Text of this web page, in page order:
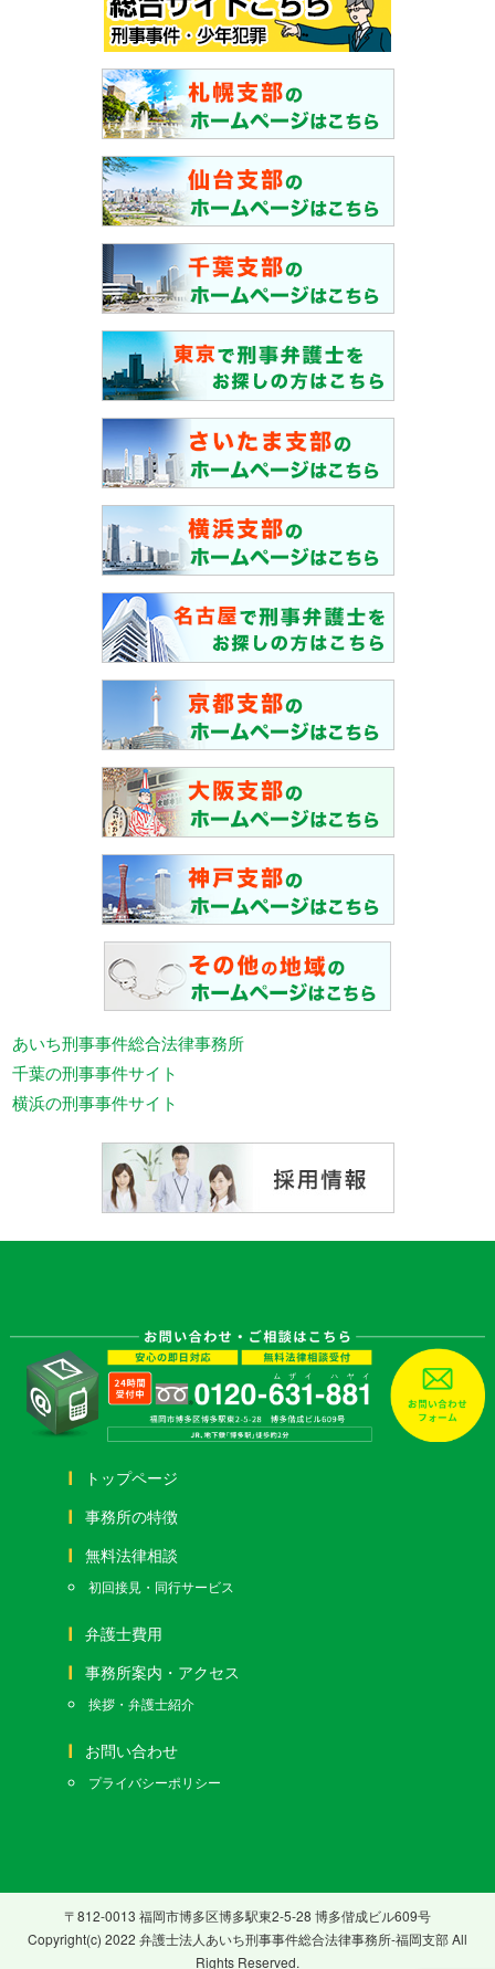
あいち刑事事件総合法律事務所
千葉の刑事事件サイト
横浜の刑事事件サイト
トップページ
事務所の特徴
無料法律相談
初回接見・同行サービス
弁護士費用
事務所案内・アクセス
挨拶・弁護士紹介
お問い合わせ
プライバシーポリシー
〒812-0013 福岡市博多区博多駅東2-5-28 博多偕成ビル609号
Copyright(c) 2022 弁護士法人あいち刑事事件総合法律事務所-福岡支部 All
Rights Reserved.